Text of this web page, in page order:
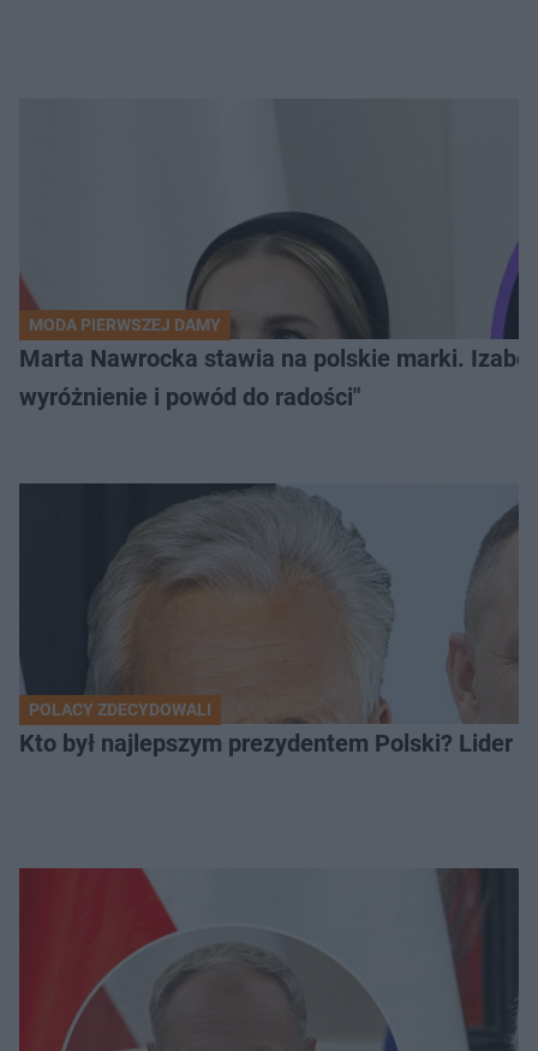
MODA PIERWSZEJ DAMY
Marta Nawrocka stawia na polskie marki.
wyróżnienie i powód do radości"
POLACY ZDECYDOWALI
Kto był najlepszym prezydentem Polski? Lider